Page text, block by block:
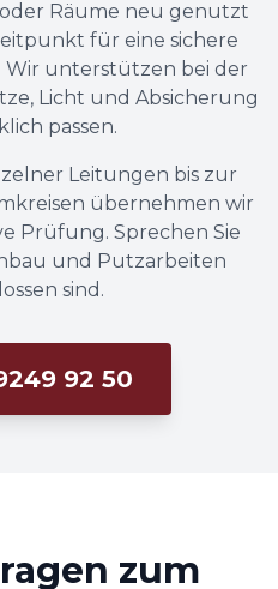
Räume neu genutzt
für eine sichere
Wir unterstützen bei der
Licht und Absicherung
passen.
Leitungen bis zur
übernehmen wir
Prüfung. Sprechen Sie
und Putzarbeiten
sind.
92 50
zum